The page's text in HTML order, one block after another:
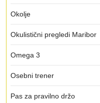
Okolje
Okulistični pregledi Maribor
Omega 3
Osebni trener
Pas za pravilno držo